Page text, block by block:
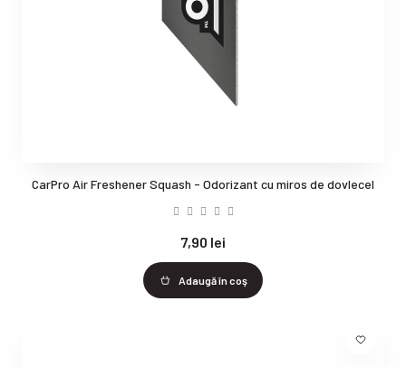
CarPro Air Freshener Squash - Odorizant cu miros de dovlecel
7,90 lei
Adaugă în coş